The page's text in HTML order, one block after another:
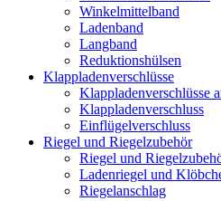
Winkelmittelband
Ladenband
Langband
Reduktionshülsen
Klappladenverschlüsse
Klappladenverschlüsse
Klappladenverschluss
Einflügelverschluss
Riegel und Riegelzubehör
Riegel und
Ladenriegel und
Riegelanschlag